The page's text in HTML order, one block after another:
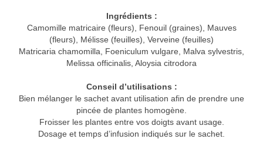
Ingrédients :
Camomille matricaire (fleurs), Fenouil (graines), Mauves
(fleurs), Mélisse (feuilles), Verveine (feuilles)
Matricaria chamomilla, Foeniculum vulgare, Malva sylvestris,
Melissa officinalis, Aloysia citrodora
Conseil d’utilisations :
Bien mélanger le sachet avant utilisation afin de prendre une
pincée de plantes homogène.
Froisser les plantes entre vos doigts avant usage.
Dosage et temps d’infusion indiqués sur le sachet.